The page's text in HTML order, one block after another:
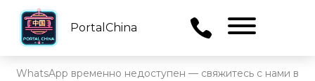
PortalChina
WhatsApp временно недоступен — свяжитесь с нами в